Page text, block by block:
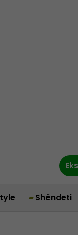
Shëndeti